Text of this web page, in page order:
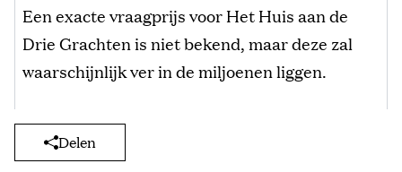
Een exacte vraagprijs voor Het Huis aan de
Drie Grachten is niet bekend, maar deze zal
waarschijnlijk ver in de miljoenen liggen.
Delen